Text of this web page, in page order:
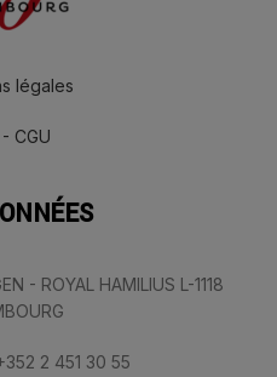
légales
CGU
- ROYAL HAMILIUS L-1118
2 451 30 55